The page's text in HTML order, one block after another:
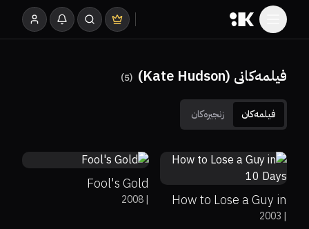
فیلمەکانی (Kate Hudson) (
5
)
فیلمەکان زنجیرەکان
6.5
42%
45%
How to Lose a Guy in
10 Days|
2003
Fool's Gold
|
2008
7.2
7.1